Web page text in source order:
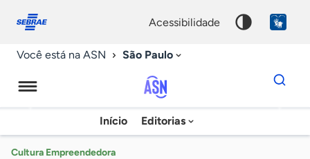
conosco
acessibilidade
Você está na ASN São Paulo
Agência
Sebrae
Início Editorias
Dados
para
chave
Cultura Empreendedora